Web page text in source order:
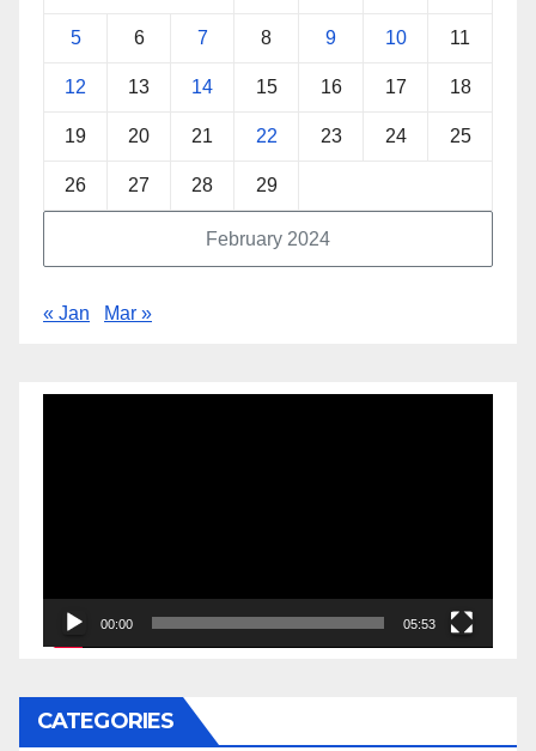
February 2024
5 6 7 8 9 10 11
12 13 14 15 16 17 18
19 20 21 22 23 24 25
26 27 28 29
« Jan Mar »
00:00 05:53
CATEGORIES